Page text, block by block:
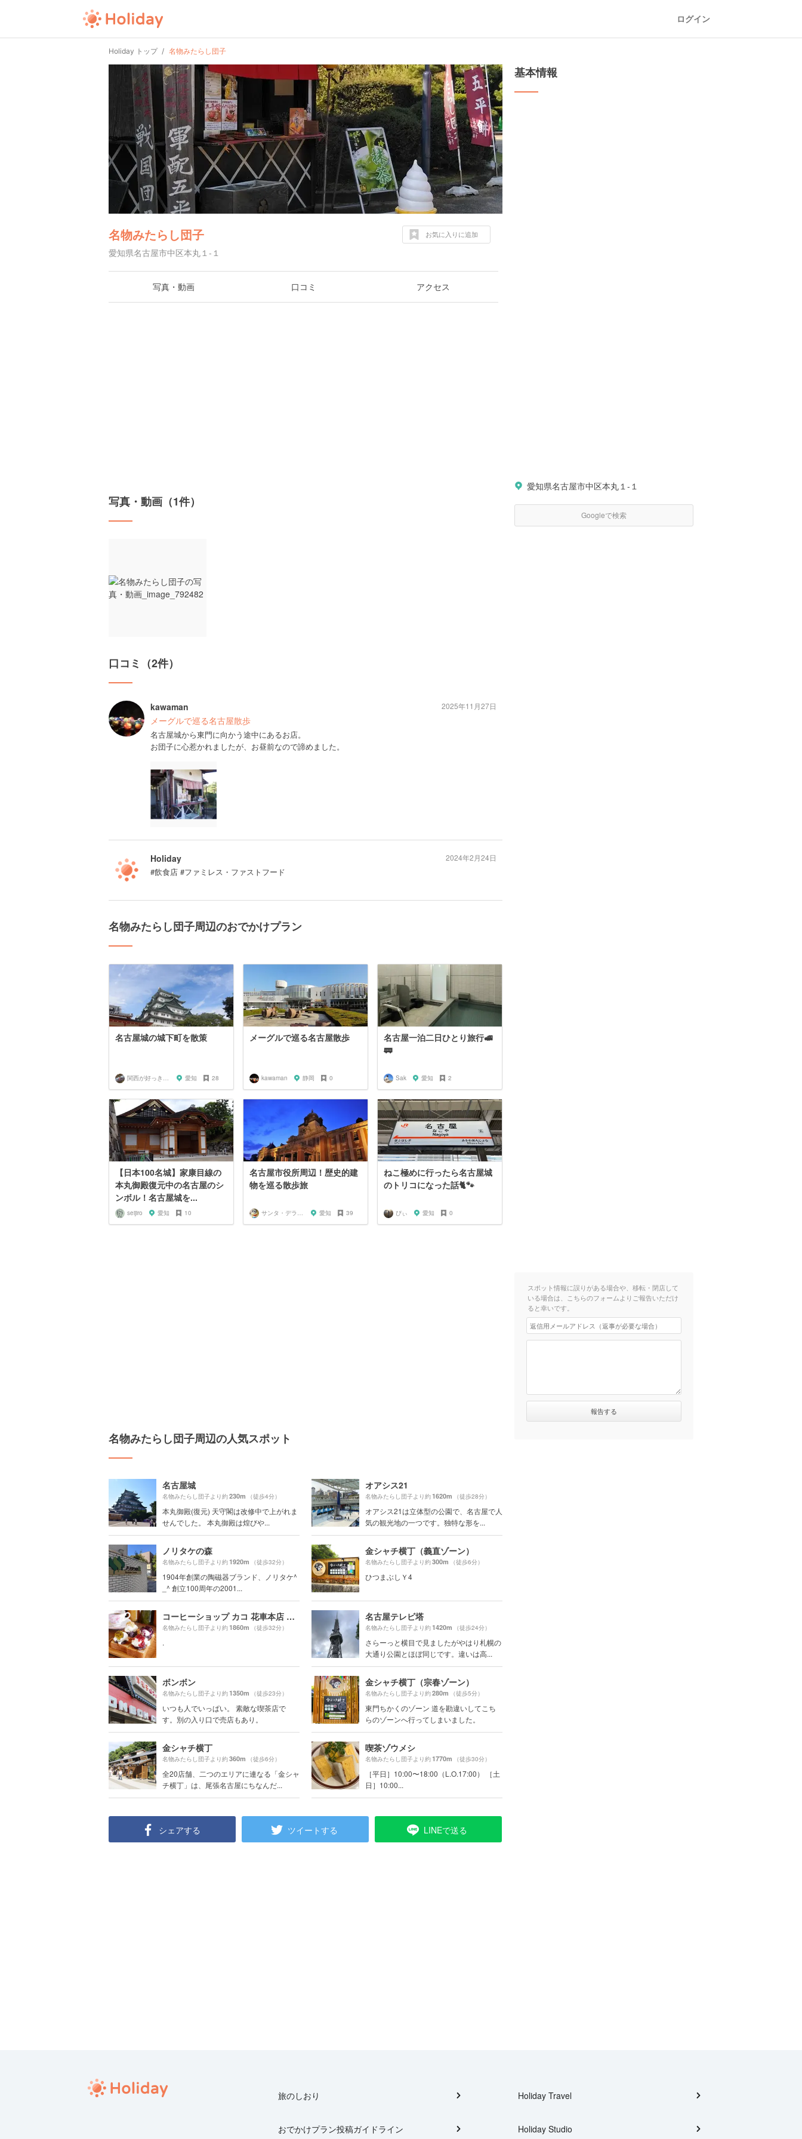
ログイン
Holiday トップ 名物みたらし団子
名物みたらし団子
愛知県名古屋市中区本丸１-１
お気に入りに追加
写真・動画 口コミ アクセス
写真・動画（1件）
口コミ（2件）
kawaman
メーグルで巡る名古屋散歩
名古屋城から東門に向かう途中にあるお店。
お団子に心惹かれましたが、お昼前なので諦めました。
2025年11月27日
Holiday
#飲食店 #ファミレス・ファストフード
2024年2月24日
名物みたらし団子周辺のおでかけプラン
名古屋城の城下町を散策
関西が好っきゃねん 愛知 28
メーグルで巡る名古屋散歩
kawaman 静岡 0
名古屋一泊二日ひとり旅行🚅
🚃
Sak 愛知 2
【日本100名城】家康目線の
本丸御殿復元中の名古屋のシ
ンボル！名古屋城を...
seijiro 愛知 10
名古屋市役所周辺！歴史的建
物を巡る散歩旅
サンタ・デラックス 愛知 39
ねこ極めに行ったら名古屋城
のトリコになった話🐈🐾
ぴぃ 愛知 0
名物みたらし団子周辺の人気スポット
名古屋城
名物みたらし団子より約230m （徒歩4分）
本丸御殿(復元) 天守閣は改修中で上がれま
せんでした。 本丸御殿は煌びや...
オアシス21
名物みたらし団子より約1620m （徒歩28分）
オアシス21は立体型の公園で、名古屋で人
気の観光地の一つです。独特な形を...
ノリタケの森
名物みたらし団子より約1920m （徒歩32分）
1904年創業の陶磁器ブランド、ノリタケ^
_^ 創立100周年の2001...
金シャチ横丁（義直ゾーン）
名物みたらし団子より約300m （徒歩6分）
ひつまぶしＹ4
コーヒーショップ カコ 花車本店 （coffee shop KAKO）
名物みたらし団子より約1860m （徒歩32分）
.
名古屋テレビ塔
名物みたらし団子より約1420m （徒歩24分）
さらーっと横目で見ましたがやはり札幌の
大通り公園とほぼ同じです。違いは高...
ボンボン
名物みたらし団子より約1350m （徒歩23分）
いつも人でいっぱい。 素敵な喫茶店で
す。別の入り口で売店もあり。
金シャチ横丁（宗春ゾーン）
名物みたらし団子より約280m （徒歩5分）
東門ちかくのゾーン 道を勘違いしてこち
らのゾーンへ行ってしまいました。
金シャチ横丁
名物みたらし団子より約360m （徒歩6分）
全20店舗、二つのエリアに連なる「金シャ
チ横丁」は、尾張名古屋にちなんだ...
喫茶ゾウメシ
名物みたらし団子より約1770m （徒歩30分）
［平日］10:00〜18:00（L.O.17:00） ［土
日］10:00...
シェアする ツイートする LINEで送る
基本情報
愛知県名古屋市中区本丸１-１
Googleで検索
スポット情報に誤りがある場合や、移転・閉店して
いる場合は、こちらのフォームよりご報告いただけ
ると幸いです。
旅のしおり
おでかけプラン投稿ガイドライン
Holiday Travel
Holiday Studio